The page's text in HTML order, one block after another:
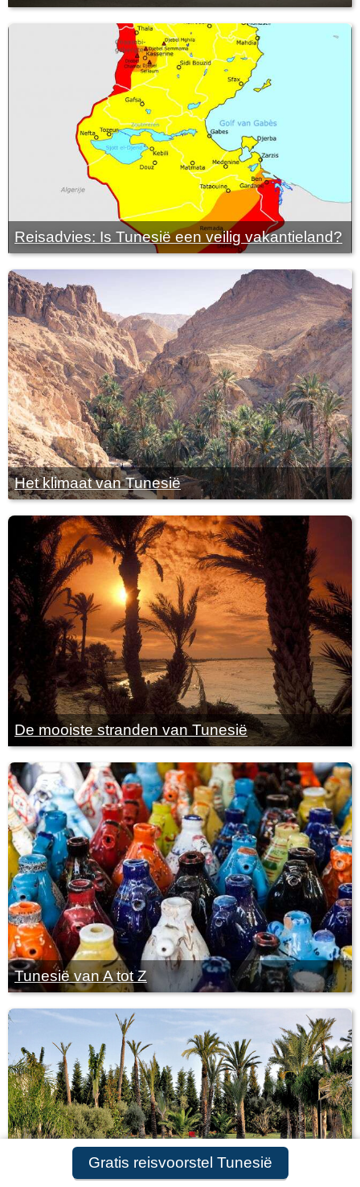
Gratis reisvoorstel Tunesië
Reisadvies: Is Tunesië een veilig vakantieland?
Het klimaat van Tunesië
De mooiste stranden van Tunesië
Tunesië van A tot Z